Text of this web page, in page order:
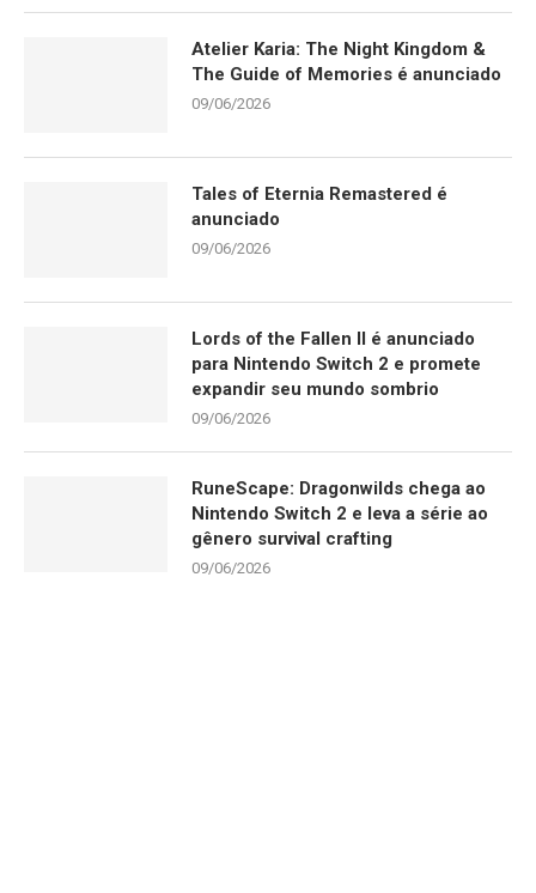
Atelier Karia: The Night Kingdom &
The Guide of Memories é anunciado
09/06/2026
Tales of Eternia Remastered é
anunciado
09/06/2026
Lords of the Fallen II é anunciado
para Nintendo Switch 2 e promete
expandir seu mundo sombrio
09/06/2026
RuneScape: Dragonwilds chega ao
Nintendo Switch 2 e leva a série ao
gênero survival crafting
09/06/2026